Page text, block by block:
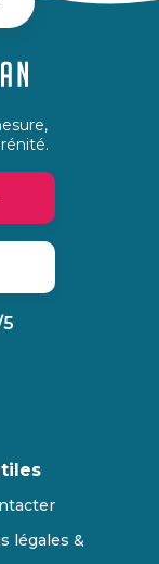
légales &